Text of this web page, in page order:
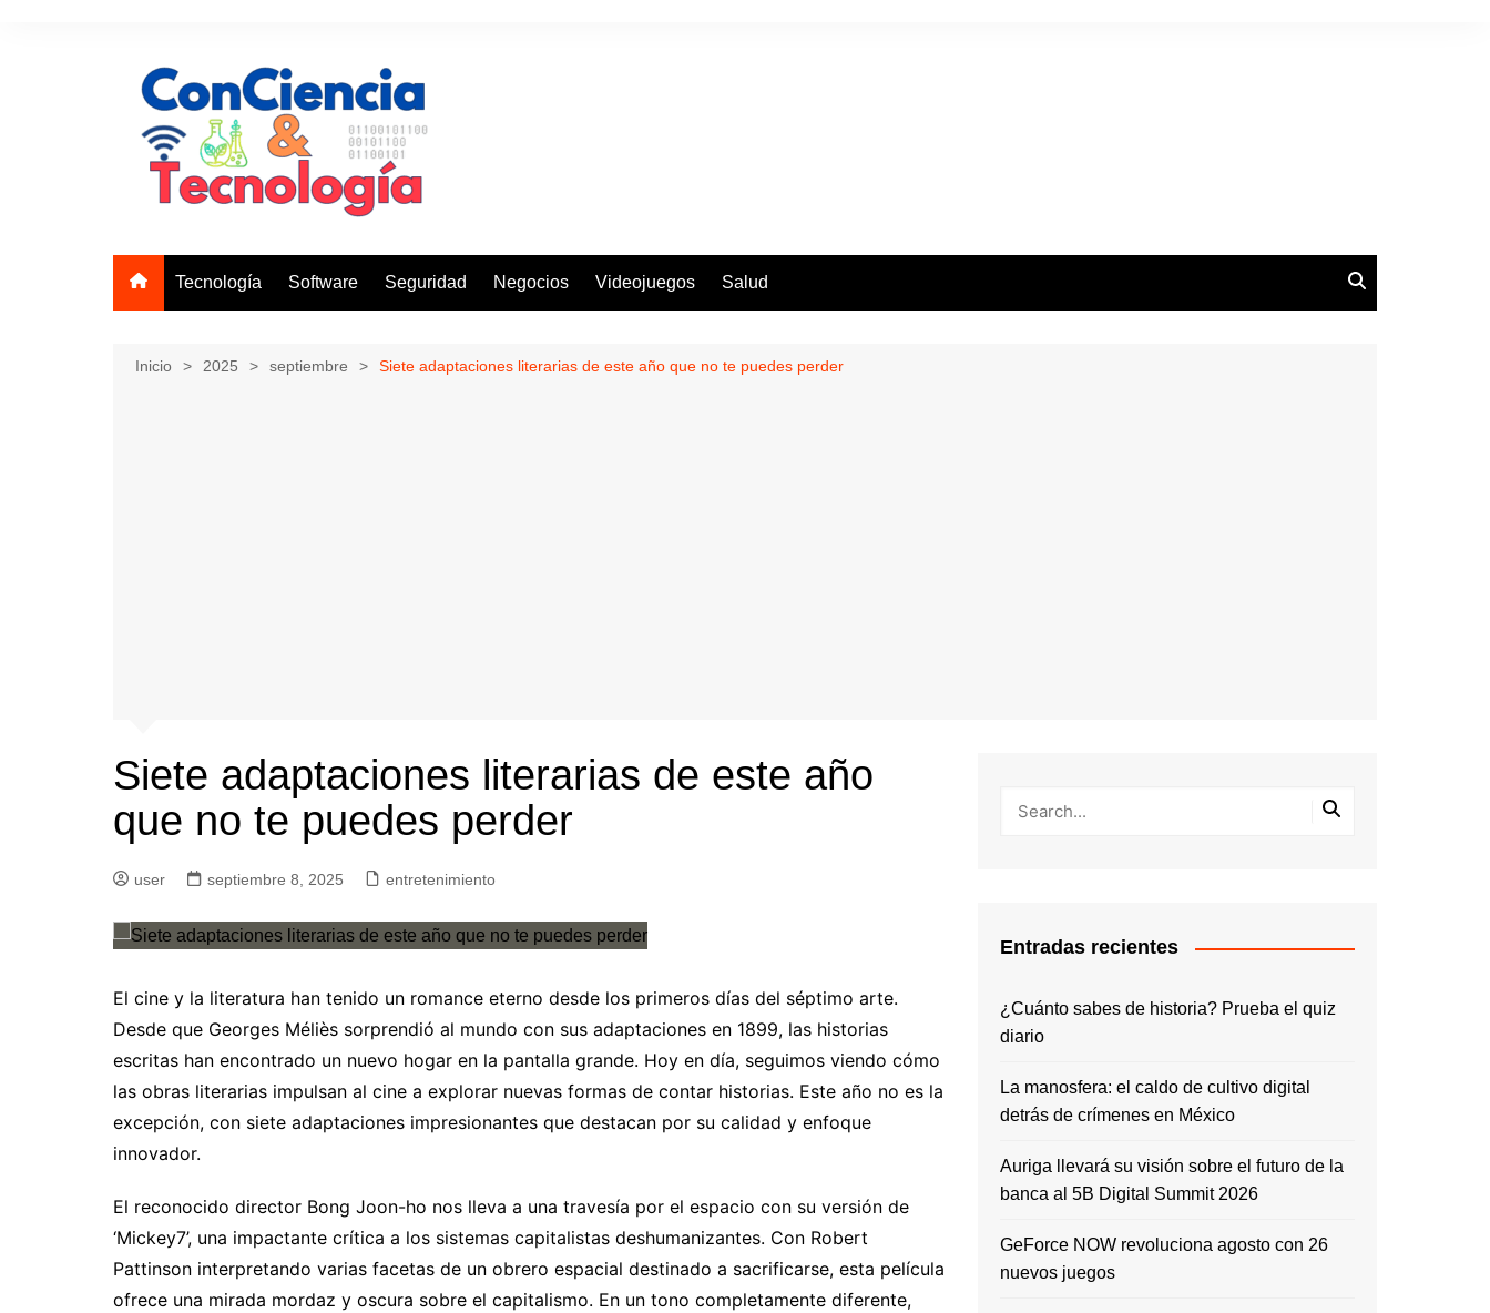
Tecnología Software Seguridad Negocios Videojuegos Salud
Inicio 2025 septiembre Siete adaptaciones literarias de este año que no te puedes perder
Siete adaptaciones literarias de este año
que no te puedes perder
user septiembre 8, 2025 entretenimiento
El cine y la literatura han tenido un romance eterno desde los primeros días del séptimo arte.
Desde que Georges Méliès sorprendió al mundo con sus adaptaciones en 1899, las historias
escritas han encontrado un nuevo hogar en la pantalla grande. Hoy en día, seguimos viendo cómo
las obras literarias impulsan al cine a explorar nuevas formas de contar historias. Este año no es la
excepción, con siete adaptaciones impresionantes que destacan por su calidad y enfoque
innovador.
El reconocido director Bong Joon-ho nos lleva a una travesía por el espacio con su versión de
‘Mickey7’, una impactante crítica a los sistemas capitalistas deshumanizantes. Con Robert
Pattinson interpretando varias facetas de un obrero espacial destinado a sacrificarse, esta película
ofrece una mirada mordaz y oscura sobre el capitalismo. En un tono completamente diferente,
Entradas recientes
¿Cuánto sabes de historia? Prueba el quiz
diario
La manosfera: el caldo de cultivo digital
detrás de crímenes en México
Auriga llevará su visión sobre el futuro de la
banca al 5B Digital Summit 2026
GeForce NOW revoluciona agosto con 26
nuevos juegos